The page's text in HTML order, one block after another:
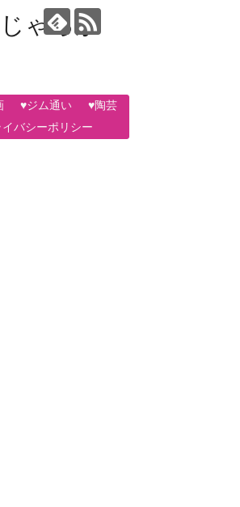
ゃろか
♥ジム通い
♥陶芸
イバシーポリシー